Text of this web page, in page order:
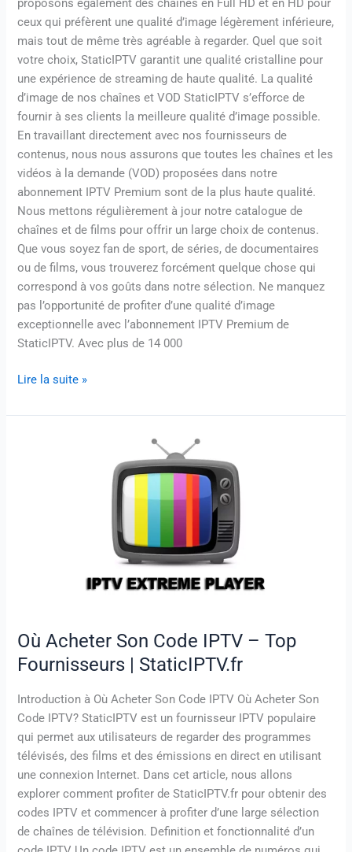
proposons également des chaînes en Full HD et en HD pour
ceux qui préfèrent une qualité d’image légèrement inférieure,
mais tout de même très agréable à regarder. Quel que soit
votre choix, StaticIPTV garantit une qualité cristalline pour
une expérience de streaming de haute qualité. La qualité
d’image de nos chaînes et VOD StaticIPTV s’efforce de
fournir à ses clients la meilleure qualité d’image possible.
En travaillant directement avec nos fournisseurs de
contenus, nous nous assurons que toutes les chaînes et les
vidéos à la demande (VOD) proposées dans notre
abonnement IPTV Premium sont de la plus haute qualité.
Nous mettons régulièrement à jour notre catalogue de
chaînes et de films pour offrir un large choix de contenus.
Que vous soyez fan de sport, de séries, de documentaires
ou de films, vous trouverez forcément quelque chose qui
correspond à vos goûts dans notre sélection. Ne manquez
pas l’opportunité de profiter d’une qualité d’image
exceptionnelle avec l’abonnement IPTV Premium de
StaticIPTV. Avec plus de 14 000
Lire la suite »
Où Acheter Son Code IPTV – Top
Fournisseurs | StaticIPTV.fr
Introduction à Où Acheter Son Code IPTV Où Acheter Son
Code IPTV? StaticIPTV est un fournisseur IPTV populaire
qui permet aux utilisateurs de regarder des programmes
télévisés, des films et des émissions en direct en utilisant
une connexion Internet. Dans cet article, nous allons
explorer comment profiter de StaticIPTV.fr pour obtenir des
codes IPTV et commencer à profiter d’une large sélection
de chaînes de télévision. Definition et fonctionnalité d’un